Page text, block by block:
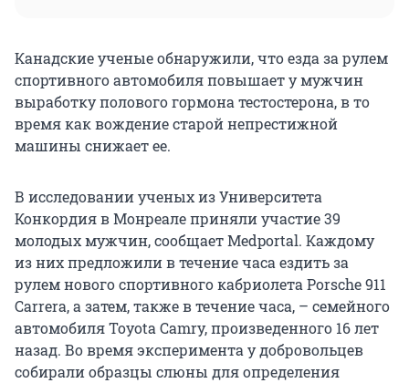
Канадские ученые обнаружили, что езда за рулем
спортивного автомобиля повышает у мужчин
выработку полового гормона тестостерона, в то
время как вождение старой непрестижной
машины снижает ее.
В исследовании ученых из Университета
Конкордия в Монреале приняли участие 39
молодых мужчин, сообщает Medportal. Каждому
из них предложили в течение часа ездить за
рулем нового спортивного кабриолета Porsche 911
Carrera, а затем, также в течение часа, – семейного
автомобиля Toyota Camry, произведенного 16 лет
назад. Во время эксперимента у добровольцев
собирали образцы слюны для определения